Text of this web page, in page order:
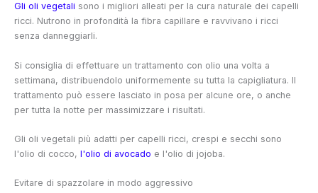
Gli oli vegetali sono i migliori alleati per la cura naturale dei capelli
ricci. Nutrono in profondità la fibra capillare e ravvivano i ricci
senza danneggiarli.
Si consiglia di effettuare un trattamento con olio una volta a
settimana, distribuendolo uniformemente su tutta la capigliatura. Il
trattamento può essere lasciato in posa per alcune ore, o anche
per tutta la notte per massimizzare i risultati.
Gli oli vegetali più adatti per capelli ricci, crespi e secchi sono
l'olio di cocco, l'olio di avocado e l'olio di jojoba.
Evitare di spazzolare in modo aggressivo